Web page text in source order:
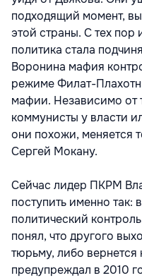
подходящий момент,
этой страны. С тех пор
политика стала
Воронина мафия
режиме Филат-
мафии. Независимо от
коммунисты у власти
они похожи, меняется
Сергей Мокану.
Сейчас лидер ПКРМ
поступить именно
политический
понял, что другого
тюрьму, либо вернется
предупреждал в 2010